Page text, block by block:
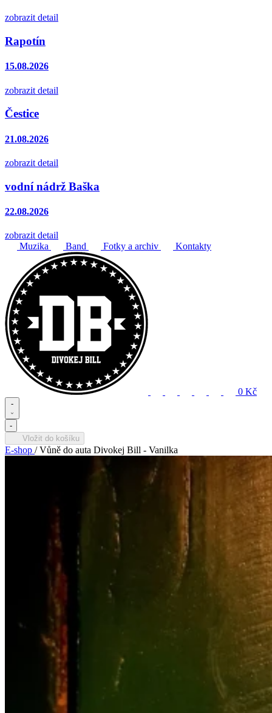
zobrazit detail
Rapotín
15.08.2026
zobrazit detail
Čestice
21.08.2026
zobrazit detail
vodní nádrž Baška
22.08.2026
zobrazit detail
Muzika
Band Fotky a archiv Kontakty
0 Kč
-
-
Vložit do košíku
E-shop / Vůně do auta Divokej Bill - Vanilka